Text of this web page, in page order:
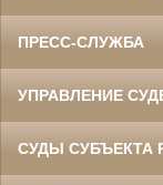
ПРЕСС-СЛУЖБА
УПРАВЛЕНИЕ
СУДЫ СУБЪЕКТА